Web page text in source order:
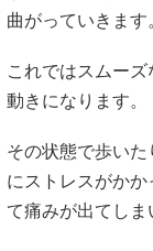
曲がっていきます
これではスムー
動きになります。
その状態で歩い
にストレスがか
て痛みが出てしま